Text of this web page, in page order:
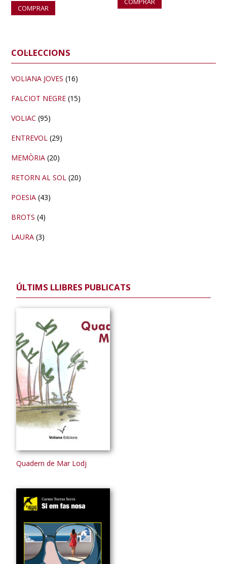
COMPRAR
Barra
lateral
primària
COL·LECCIONS
VOLIANA JOVES (16)
FALCIOT NEGRE (15)
VOLIAC (95)
ENTREVOL (29)
MEMÒRIA (20)
RETORN AL SOL (20)
POESIA (43)
BROTS (4)
LAURA (3)
ÚLTIMS LLIBRES PUBLICATS
Quadern de Mar Lodj